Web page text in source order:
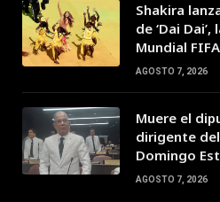
Shakira
de ‘Dai
Mundial
AGOSTO 7, 2026
Muere el
dirigente del
Domingo
AGOSTO 7, 2026